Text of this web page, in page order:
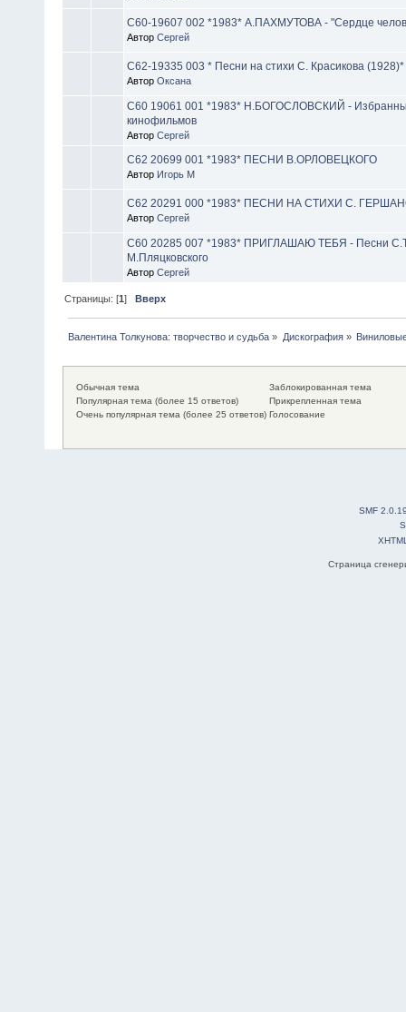
C60-19607 002 *1983* А.ПАХМУТОВА - "Сердце
Автор Сергей
С62-19335 003 * Песни на стихи С. Красикова (1928)*
Автор Оксана
С60 19061 001 *1983* Н.БОГОСЛОВСКИЙ -
кинофильмов
Автор Сергей
С62 20699 001 *1983* ПЕСНИ В.ОРЛОВЕЦКОГО
Автор Игорь М
С62 20291 000 *1983* ПЕСНИ НА СТИХИ С.
Автор Сергей
С60 20285 007 *1983* ПРИГЛАШАЮ ТЕБЯ - Песни
М.Пляцковского
Автор Сергей
Страницы: [1]Вверх
Валентина Толкунова: творчество и судьба » Дискография»
Обычная тема
Популярная тема (более 15 ответов)
Очень популярная тема (более 25 ответов)
Заблокированная тема
Прикрепленная тема
Голосование
SMF
Страница